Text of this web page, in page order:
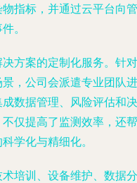
指标，并通过云平台向管
。
方案的定制化服务。针对
，公司会派遣专业团队进
数据管理、风险评估和决
仅提高了监测效率，还帮
学化与精细化。
培训、设备维护、数据分